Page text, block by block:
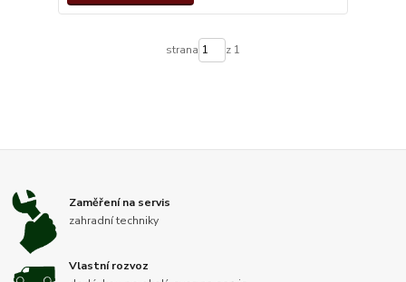
strana z 1
Zaměření na servis
zahradní techniky
Vlastní rozvoz